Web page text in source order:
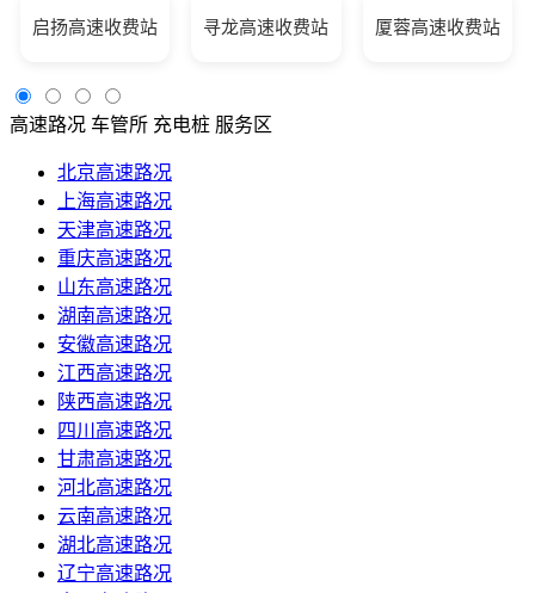
启扬高速收费站 寻龙高速收费站 厦蓉高速收费站
高速路况 车管所 充电桩 服务区
北京高速路况
上海高速路况
天津高速路况
重庆高速路况
山东高速路况
湖南高速路况
安徽高速路况
江西高速路况
陕西高速路况
四川高速路况
甘肃高速路况
河北高速路况
云南高速路况
湖北高速路况
辽宁高速路况